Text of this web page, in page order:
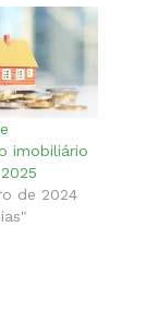
imobiliário
de 2024